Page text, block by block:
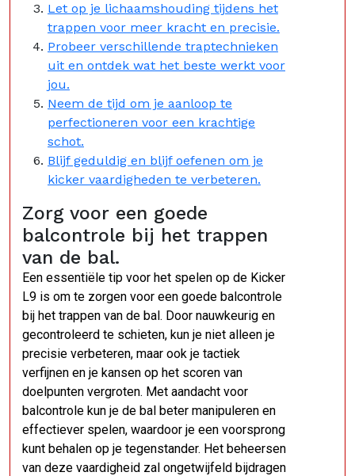
Let op je lichaamshouding tijdens het
trappen voor meer kracht en precisie.
Probeer verschillende traptechnieken
uit en ontdek wat het beste werkt voor
jou.
Neem de tijd om je aanloop te
perfectioneren voor een krachtige
schot.
Blijf geduldig en blijf oefenen om je
kicker vaardigheden te verbeteren.
Zorg voor een goede
balcontrole bij het trappen
van de bal.
Een essentiële tip voor het spelen op de Kicker
L9 is om te zorgen voor een goede balcontrole
bij het trappen van de bal. Door nauwkeurig en
gecontroleerd te schieten, kun je niet alleen je
precisie verbeteren, maar ook je tactiek
verfijnen en je kansen op het scoren van
doelpunten vergroten. Met aandacht voor
balcontrole kun je de bal beter manipuleren en
effectiever spelen, waardoor je een voorsprong
kunt behalen op je tegenstander. Het beheersen
van deze vaardigheid zal ongetwijfeld bijdragen